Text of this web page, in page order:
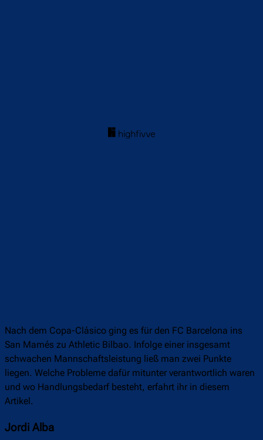
Nach dem Copa-Clásico ging es für den FC Barcelona ins
San Mamés zu Athletic Bilbao. Infolge einer insgesamt
schwachen Mannschaftsleistung ließ man zwei Punkte
liegen. Welche Probleme dafür mitunter verantwortlich waren
und wo Handlungsbedarf besteht, erfahrt ihr in diesem
Artikel.
Jordi Alba